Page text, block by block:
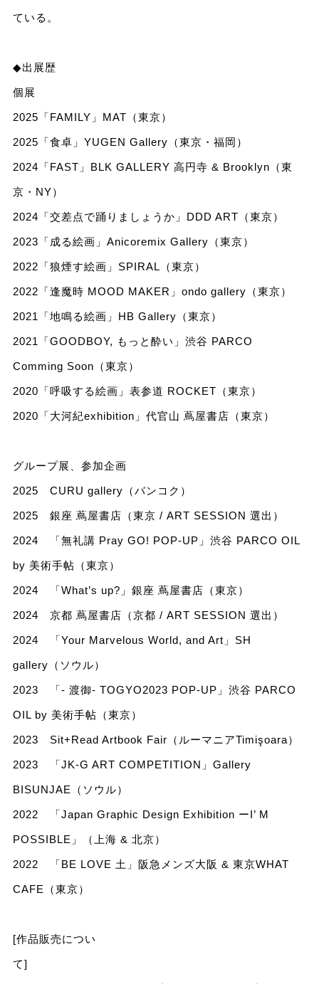
ている。
◆出展歴
個展
2025「FAMILY」MAT（東京）
2025「食卓」YUGEN Gallery（東京・福岡）
2024「FAST」BLK GALLERY 高円寺 & Brooklyn（東
京・NY）
2024「交差点で踊りましょうか」DDD ART（東京）
2023「成る絵画」Anicoremix Gallery（東京）
2022「狼煙す絵画」SPIRAL（東京）
2022「逢魔時 MOOD MAKER」ondo gallery（東京）
2021「地鳴る絵画」HB Gallery（東京）
2021「GOODBOY, もっと酔い」渋谷 PARCO
Comming Soon（東京）
2020「呼吸する絵画」表参道 ROCKET（東京）
2020「大河紀exhibition」代官山 蔦屋書店（東京）
グループ展、参加企画
2025 CURU gallery（バンコク）
2025 銀座 蔦屋書店（東京 / ART SESSION 選出）
2024 「無礼講 Pray GO! POP-UP」渋谷 PARCO OIL
by 美術手帖（東京）
2024 「What’s up?」銀座 蔦屋書店（東京）
2024 京都 蔦屋書店（京都 / ART SESSION 選出）
2024 「Your Marvelous World, and Art」SH
gallery（ソウル）
2023 「- 渡御- TOGYO2023 POP-UP」渋谷 PARCO
OIL by 美術手帖（東京）
2023 Sit+Read Artbook Fair（ルーマニアTimişoara）
2023 「JK-G ART COMPETITION」Gallery
BISUNJAE（ソウル）
2022 「Japan Graphic Design Exhibition ーI’ M
POSSIBLE」（上海 & 北京）
2022 「BE LOVE 土」阪急メンズ大阪 & 東京WHAT
CAFE（東京）
[作品販売につい
て